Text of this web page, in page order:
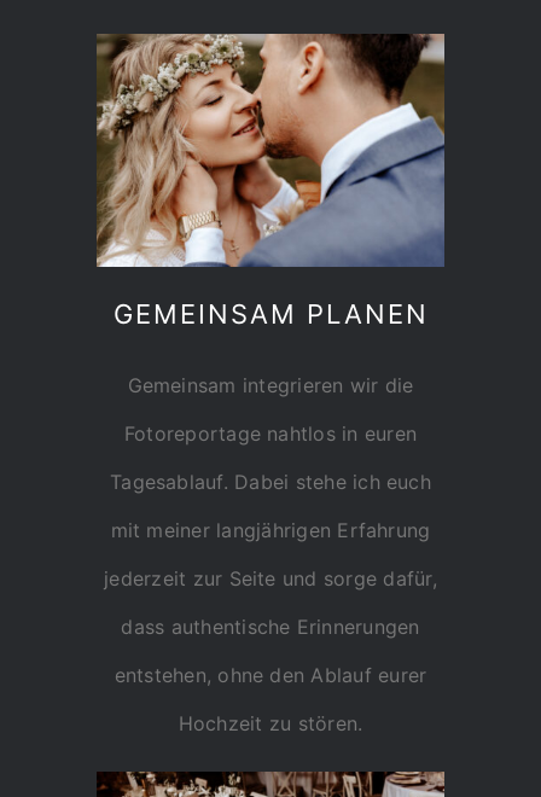
GEMEINSAM PLANEN
Gemeinsam integrieren wir die
Fotoreportage nahtlos in euren
Tagesablauf. Dabei stehe ich euch
mit meiner langjährigen Erfahrung
jederzeit zur Seite und sorge dafür,
dass authentische Erinnerungen
entstehen, ohne den Ablauf eurer
Hochzeit zu stören.